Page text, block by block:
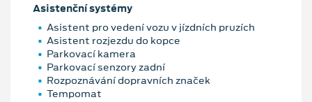
Asistenční systémy
Asistent pro vedení vozu v jízdních pruzích
Asistent rozjezdu do kopce
Parkovací kamera
Parkovací senzory zadní
Rozpoznávání dopravních značek
Tempomat